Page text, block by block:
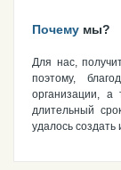
Почему мы?
Для нас,
поэтому,
организации, а
длительный
удалось